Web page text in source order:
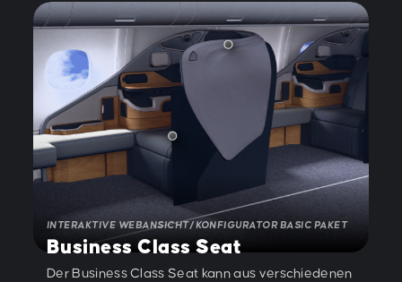
INTERAKTIVE WEBANSICHT/ KONFIGURATOR BASIC PAKET
Business Class Seat
Der Business Class Seat kann aus verschiedenen